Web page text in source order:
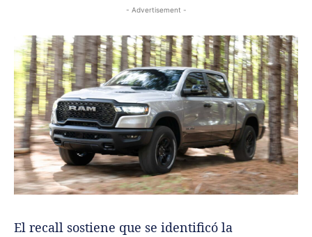
- Advertisement -
El recall sostiene que se identificó la